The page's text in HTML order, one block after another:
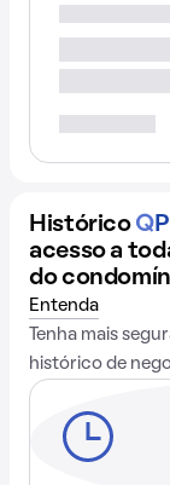
Histórico Q
acesso a
do
Entenda
Tenha mais
histórico de